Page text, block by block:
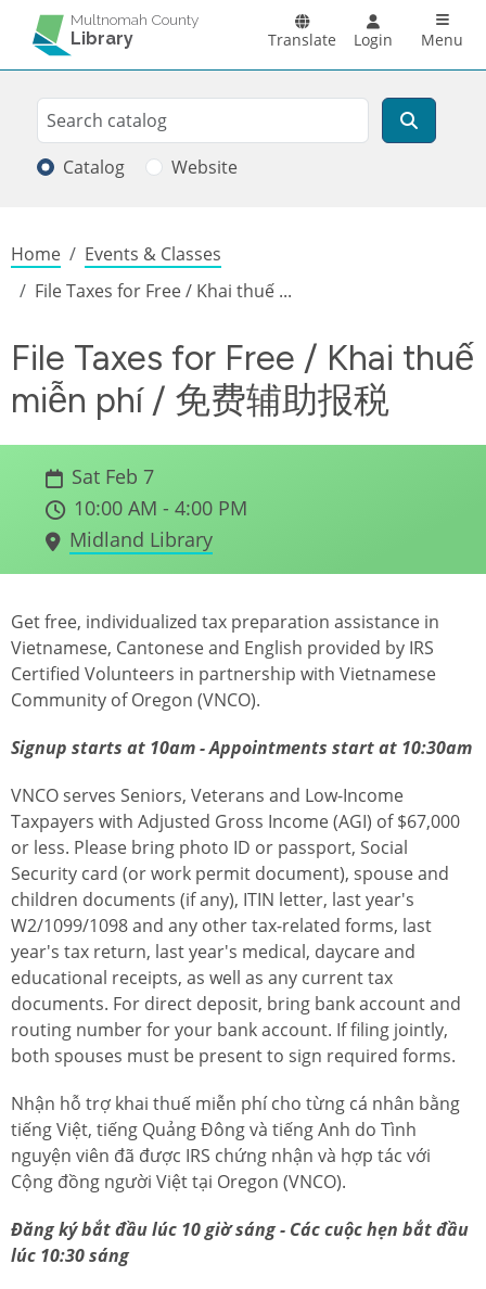
Skip to main content
Multnomah County
Library Translate Login Menu
Search
Search
Catalog Website
Breadcrumb
Home
Events & Classes
File Taxes for Free / Khai thuế ...
File Taxes for Free / Khai thuế
miễn phí / 免费辅助报税
Sat Feb 7
10:00 AM - 4:00 PM
Midland Library
Get free, individualized tax preparation assistance in
Vietnamese, Cantonese and English provided by IRS
Certified Volunteers in partnership with Vietnamese
Community of Oregon (VNCO).
Signup starts at 10am - Appointments start at 10:30am
VNCO serves Seniors, Veterans and Low-Income
Taxpayers with Adjusted Gross Income (AGI) of $67,000
or less. Please bring photo ID or passport, Social
Security card (or work permit document), spouse and
children documents (if any), ITIN letter, last year's
W2/1099/1098 and any other tax-related forms, last
year's tax return, last year's medical, daycare and
educational receipts, as well as any current tax
documents. For direct deposit, bring bank account and
routing number for your bank account. If filing jointly,
both spouses must be present to sign required forms.
Nhận hỗ trợ khai thuế miễn phí cho từng cá nhân bằng
tiếng Việt, tiếng Quảng Đông và tiếng Anh do Tình
nguyện viên đã được IRS chứng nhận và hợp tác với
Cộng đồng người Việt tại Oregon (VNCO).
Đăng ký bắt đầu lúc 10 giờ sáng - Các cuộc hẹn bắt đầu
lúc 10:30 sáng